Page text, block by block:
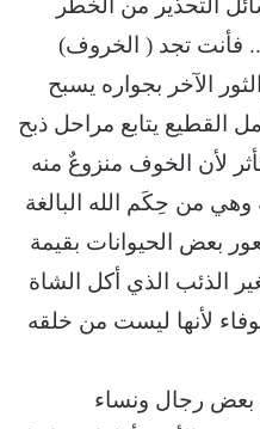
التحذير من الخطر
.. فأنت تجد ( الخروف)
الآخر بجواره يسبح
القطيع يتابع مراحل ذبح
لأن الخوف منزوعٌ منه
من حِكَم الله البالغة
بعض الحيوانات بقيمة
الذئب الذي أكل الشاة
لأنها ليست من خلقه
بعض رجال ونساء